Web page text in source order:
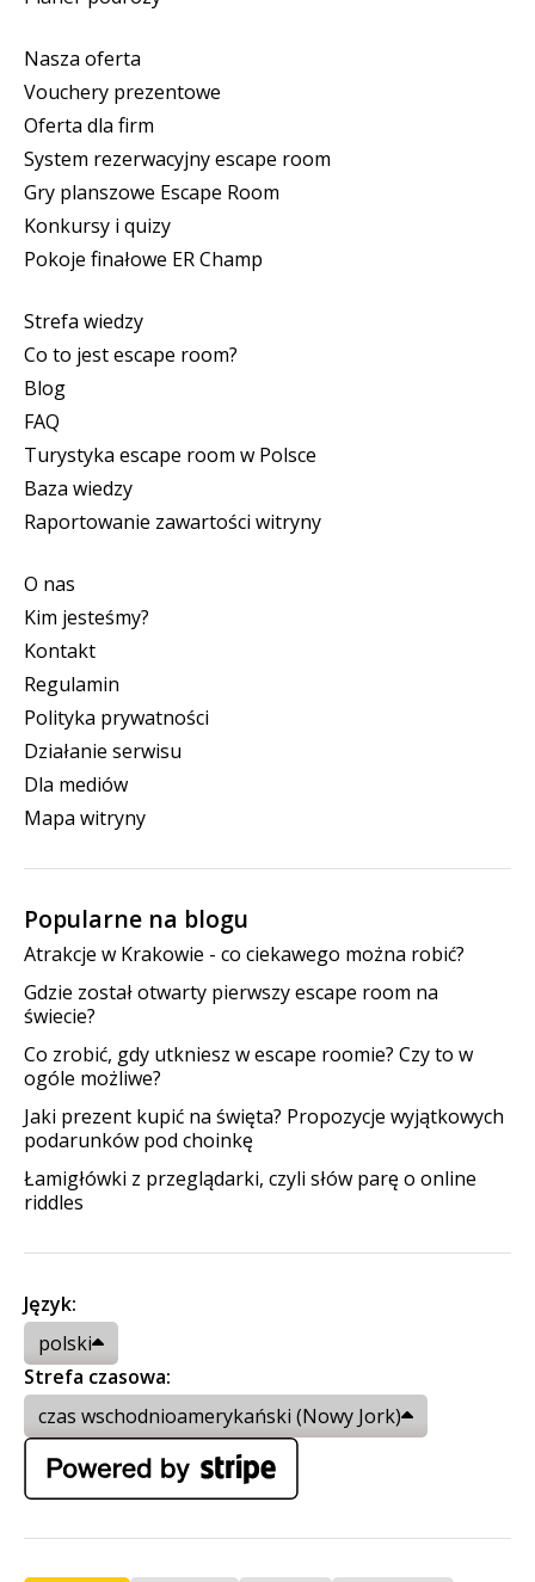
Nasza oferta
Vouchery prezentowe
Oferta dla firm
System rezerwacyjny escape room
Gry planszowe Escape Room
Konkursy i quizy
Pokoje finałowe ER Champ
Strefa wiedzy
Co to jest escape room?
Blog
FAQ
Turystyka escape room w Polsce
Baza wiedzy
Raportowanie zawartości witryny
O nas
Kim jesteśmy?
Kontakt
Regulamin
Polityka prywatności
Działanie serwisu
Dla mediów
Mapa witryny
Popularne na blogu
Atrakcje w Krakowie - co ciekawego można robić?
Gdzie został otwarty pierwszy escape room na
świecie?
Co zrobić, gdy utkniesz w escape roomie? Czy to w
ogóle możliwe?
Jaki prezent kupić na święta? Propozycje wyjątkowych
podarunków pod choinkę
Łamigłówki z przeglądarki, czyli słów parę o online
riddles
Język:
polski
Strefa czasowa:
czas wschodnioamerykański (Nowy Jork)